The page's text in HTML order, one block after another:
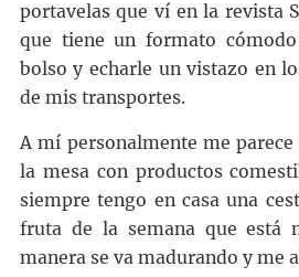
portavelas que ví en la revista
que tiene un formato
bolso y echarle un vistazo en
de mis transportes.
A mí personalmente me
la mesa con productos
siempre tengo en casa una
fruta de la semana que está
manera se va madurando y me